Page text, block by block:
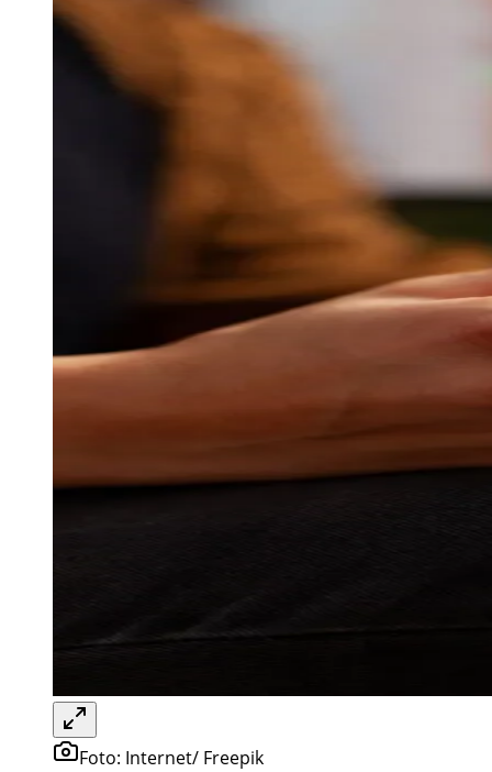
Foto: Internet/ Freepik